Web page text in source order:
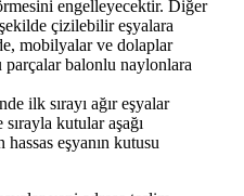
engelleyecektir. Diğer
çizilebilir eşyalara
mobilyalar ve dolaplar
parçalar balonlu naylonlara
ilk sırayı ağır eşyalar
kutular aşağı
eşyanın kutusu